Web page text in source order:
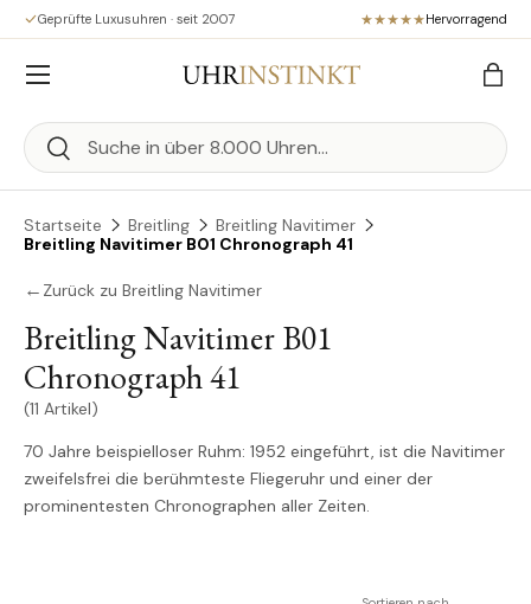
Direkt zum Inhalt
Geprüfte Luxusuhren · seit 2007 Hervorragend
Suchen
Suchen
Menü
Startseite Breitling
Breitling Navitimer
Breitling Navitimer B01 Chronograph 41
← Zurück zu Breitling Navitimer
Breitling Navitimer B01
Chronograph 41
(11 Artikel)
70 Jahre beispielloser Ruhm: 1952 eingeführt, ist die Navitimer
zweifelsfrei die berühmteste Fliegeruhr und einer der
prominentesten Chronographen aller Zeiten.